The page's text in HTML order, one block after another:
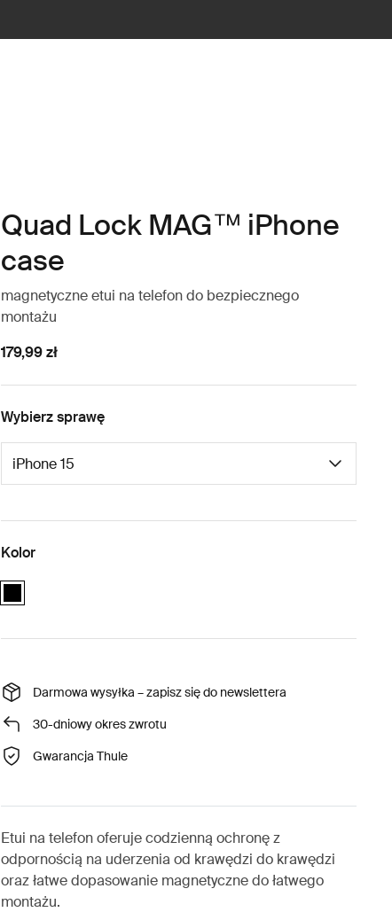
Quad Lock MAG™ iPhone
case
magnetyczne etui na telefon do bezpiecznego
montażu
179,99 zł
Wybierz sprawę
Kolor
Darmowa wysyłka – zapisz się do newslettera
30-dniowy okres zwrotu
Gwarancja Thule
Etui na telefon oferuje codzienną ochronę z
odpornością na uderzenia od krawędzi do krawędzi
oraz łatwe dopasowanie magnetyczne do łatwego
montażu.